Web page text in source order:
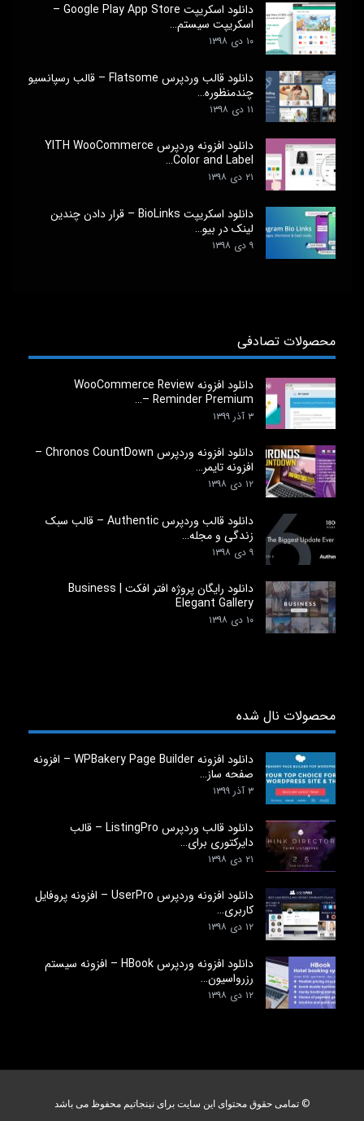
دانلود اسکریپت Google Play App Store –
اسکریپت سیستم…
۱۰ دی ۱۳۹۸
دانلود قالب وردپرس Flatsome – قالب رسپانسیو
چندمنظوره…
۱۱ دی ۱۳۹۸
دانلود افزونه وردپرس YITH WooCommerce
Color and Label…
۲۱ دی ۱۳۹۸
دانلود اسکریپت BioLinks – قرار دادن چندین
لینک در بیو…
۹ دی ۱۳۹۸
محصولات تصادفی
دانلود افزونه WooCommerce Review
Reminder Premium –…
۳ آذر ۱۳۹۹
دانلود افزونه وردپرس Chronos CountDown –
افزونه تایمر…
۱۲ دی ۱۳۹۸
دانلود قالب وردپرس Authentic – قالب سبک
زندگی و مجله…
۹ دی ۱۳۹۸
دانلود رایگان پروژه افتر افکت Business |
Elegant Gallery
۱۰ دی ۱۳۹۸
محصولات نال شده
دانلود افزونه WPBakery Page Builder – افزونه
صفحه ساز…
۳ آذر ۱۳۹۹
دانلود قالب وردپرس ListingPro – قالب
دایرکتوری برای…
۲۱ دی ۱۳۹۸
دانلود افزونه وردپرس UserPro – افزونه پروفایل
کاربری…
۱۲ دی ۱۳۹۸
دانلود افزونه وردپرس HBook – افزونه سیستم
رزرواسیون…
۱۲ دی ۱۳۹۸
© تمامی حقوق محتوای این سایت برای نینجاتیم محفوظ می باشد